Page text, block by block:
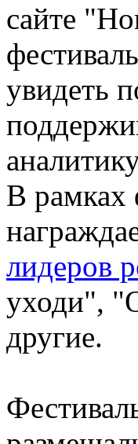
сайте
увидеть
В рамках
лидеров
уходи",
другие.